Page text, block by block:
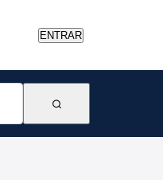
ENTRAR